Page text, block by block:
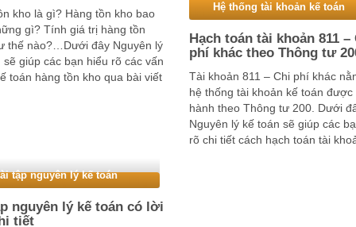
kho là gì? Hàng tồn kho bao
gì? Tính giá trị hàng tồn
thế nào?…Dưới đây Nguyên lý
sẽ giúp các bạn hiểu rõ các vấn
toán hàng tồn kho qua bài viết
Hệ thống tài khoản kế toán
Hạch toán tài khoản 811 –
phí khác theo Thông tư
Tài khoản 811 – Chi phí khác
hệ thống tài khoản kế toán được
hành theo Thông tư 200. Dưới
Nguyên lý kế toán sẽ giúp các
rõ chi tiết cách hạch toán tài
tập nguyên lý kế toán
nguyên lý kế toán có lời
tiết